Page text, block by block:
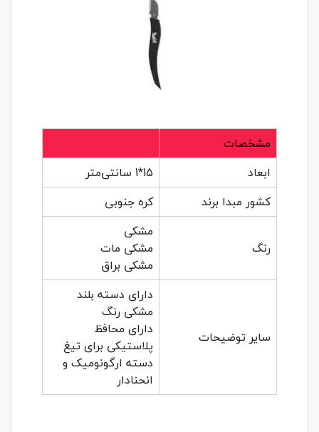
مشخصات
ابعاد
15*1 سانتی‌متر
کشور مبدا برند
کره جنوبی
رنگ
مشکی
مشکی مات
مشکی براق
سایر توضیحات
دارای دسته بلند
مشکی رنگ
دارای محافظ
پلاستیکی برای تیغ
دسته ارگونومیک و
انحنادار